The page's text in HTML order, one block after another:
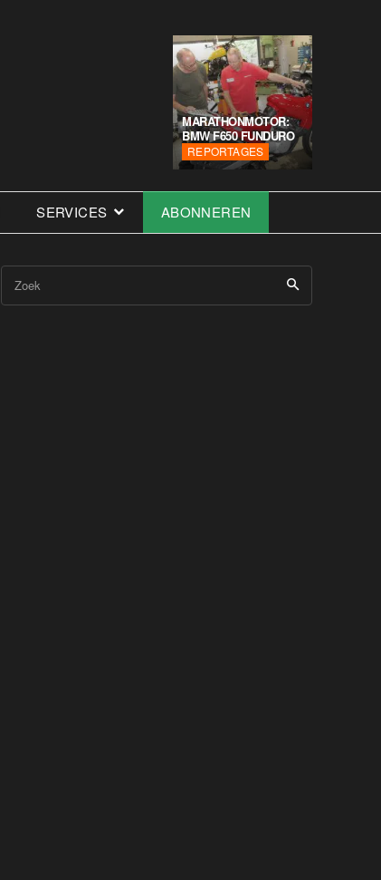
MARATHONMOTOR:
BMW F650 FUNDURO
REPORTAGES
SERVICES ABONNEREN
Zoek